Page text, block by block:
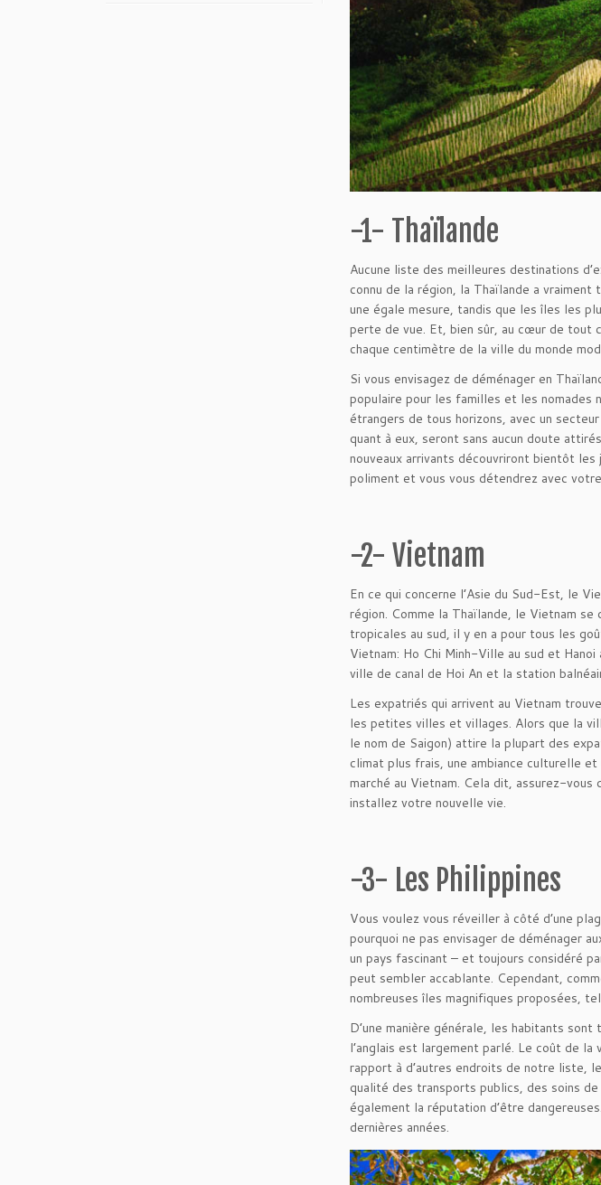
-1- Thaïlande
Aucune liste des meilleures destinations
connu de la région, la Thaïlande a
une égale mesure, tandis que les îles les
perte de vue. Et, bien sûr, au cœur de tout
chaque centimètre de la ville du monde
Si vous envisagez de déménager en
populaire pour les familles et les nomades
étrangers de tous horizons, avec un
quant à eux, seront sans aucun doute
nouveaux arrivants découvriront bientôt
poliment et vous vous détendrez avec
-2- Vietnam
En ce qui concerne l’Asie du Sud-Est, le
région. Comme la Thaïlande, le Vietnam
tropicales au sud, il y en a pour tous les
Vietnam: Ho Chi Minh-Ville au sud et
ville de canal de Hoi An et la station
Les expatriés qui arrivent au Vietnam
les petites villes et villages. Alors que la
le nom de Saigon) attire la plupart des
climat plus frais, une ambiance culturelle
marché au Vietnam. Cela dit, assurez-
installez votre nouvelle vie.
-3- Les Philippines
Vous voulez vous réveiller à côté d’une
pourquoi ne pas envisager de déménager
un pays fascinant – et toujours considéré
peut sembler accablante. Cependant,
nombreuses îles magnifiques proposées,
D’une manière générale, les habitants
l’anglais est largement parlé. Le coût de
rapport à d’autres endroits de notre liste,
qualité des transports publics, des soins
également la réputation d’être
dernières années.